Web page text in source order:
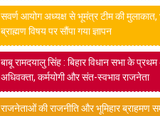
सवर्ण आयोग अध्यक्ष से भूमंत्र टीम की मुलाकात,
ब्राह्मण विषय पर सौंपा गया ज्ञापन
बाबू रामदयालु सिंह : बिहार विधान सभा के
अधिवक्ता, कर्मयोगी और संत-स्वभाव राजनेता
राजनेताओं की राजनीति और भूमिहार ब्राहमण